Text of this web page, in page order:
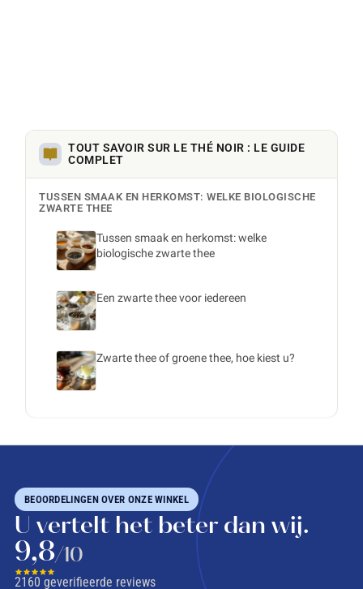
TOUT SAVOIR SUR LE THÉ NOIR : LE GUIDE
COMPLET
TUSSEN SMAAK EN HERKOMST: WELKE BIOLOGISCHE
ZWARTE THEE
Tussen smaak en herkomst: welke
biologische zwarte thee
Een zwarte thee voor iedereen
Zwarte thee of groene thee, hoe kiest u?
BEOORDELINGEN OVER ONZE WINKEL
U vertelt het beter dan wij.
9,8/10
2160 geverifieerde reviews